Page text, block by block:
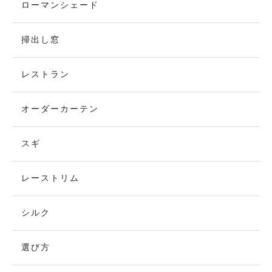
ローマンシェード
掃出し窓
レストラン
オーダーカーテン
スギ
レーストリム
シルク
選び方